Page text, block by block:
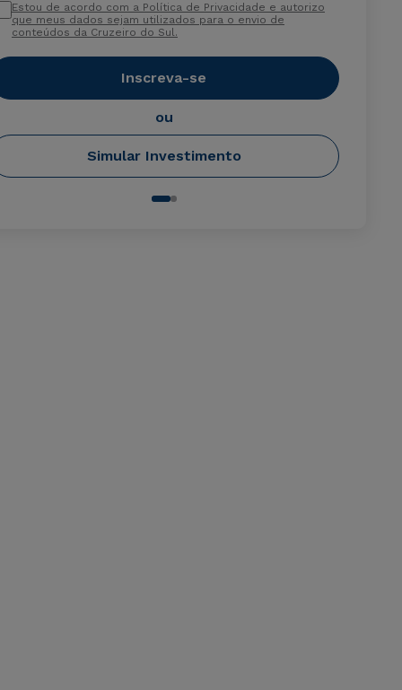
Estou de acordo com a Política de Privacidade e autorizo
que meus dados sejam utilizados para o envio de
conteúdos da Cruzeiro do Sul.
Inscreva-se
ou
Simular Investimento